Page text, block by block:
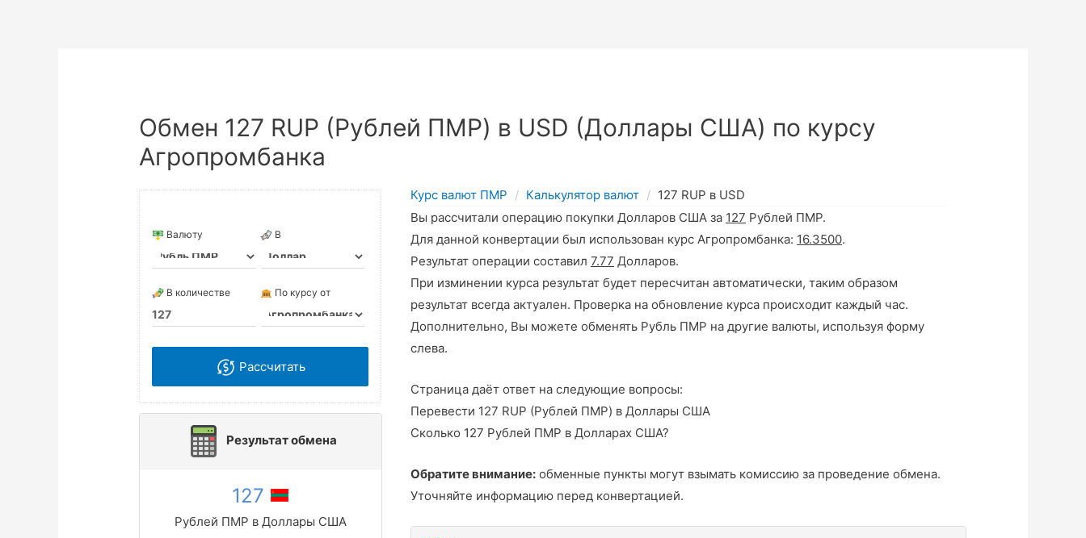
Обмен 127 RUP (Рублей ПМР) в USD (Доллары США) по курсу
Агропромбанка
Валюту В
В количестве По курсу от
Рассчитать
Результат обмена
127
Рублей ПМР в Доллары США
Курс валют ПМР Калькулятор валют
127 RUP в USD
Вы рассчитали операцию покупки Долларов США за 127 Рублей ПМР.
Для данной конвертации был использован курс Агропромбанка: 16.3500.
Результат операции составил7.77 Долларов.
При изминении курса результат будет пересчитан автоматически, таким образом
результат всегда актуален. Проверка на обновление курса происходит каждый час.
Дополнительно, Вы можете обменять Рубль ПМР на другие валюты, используя форму
слева.
Страница даёт ответ на следующие вопросы:
Перевести 127 RUP (Рублей ПМР) в Доллары США
Сколько 127 Рублей ПМР в Долларах США?
Обратите внимание: обменные пункты могут взымать комиссию за проведение обмена.
Уточняйте информацию перед конвертацией.